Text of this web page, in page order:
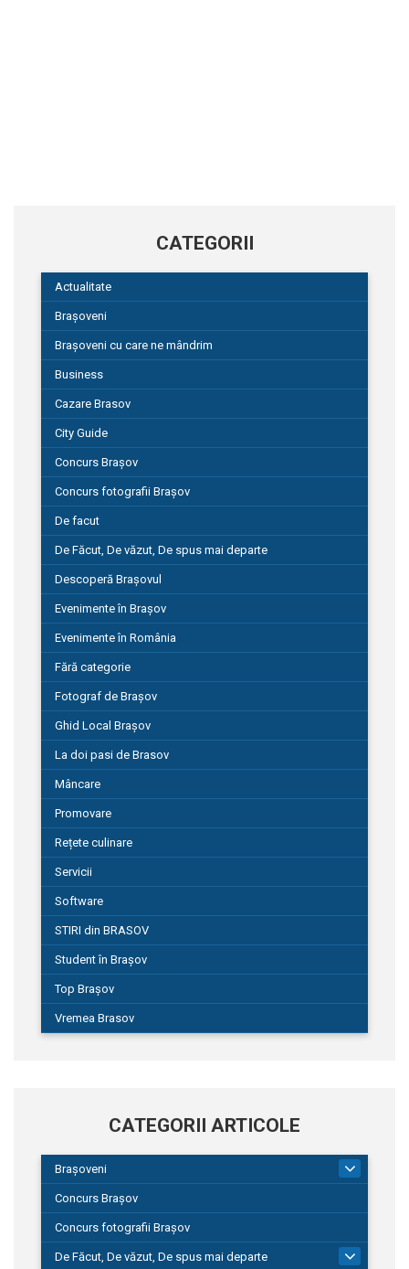
CATEGORII
Actualitate
Brașoveni
Brașoveni cu care ne mândrim
Business
Cazare Brasov
City Guide
Concurs Brașov
Concurs fotografii Brașov
De facut
De Făcut, De văzut, De spus mai departe
Descoperă Brașovul
Evenimente în Brașov
Evenimente în România
Fără categorie
Fotograf de Brașov
Ghid Local Brașov
La doi pasi de Brasov
Mâncare
Promovare
Rețete culinare
Servicii
Software
STIRI din BRASOV
Student în Brașov
Top Brașov
Vremea Brasov
CATEGORII ARTICOLE
Brașoveni
Concurs Brașov
Concurs fotografii Brașov
De Făcut, De văzut, De spus mai departe
149